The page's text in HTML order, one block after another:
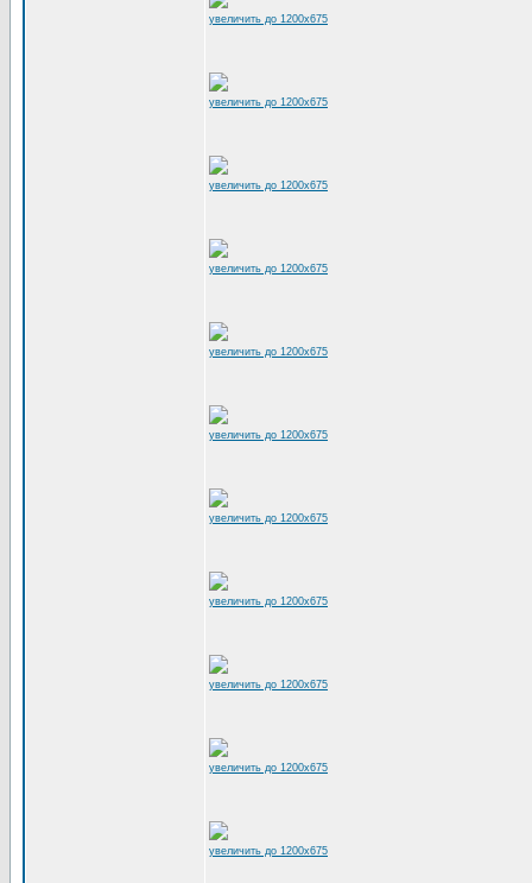
увеличить до 1200x675
увеличить до 1200x675
увеличить до 1200x675
увеличить до 1200x675
увеличить до 1200x675
увеличить до 1200x675
увеличить до 1200x675
увеличить до 1200x675
увеличить до 1200x675
увеличить до 1200x675
увеличить до 1200x675